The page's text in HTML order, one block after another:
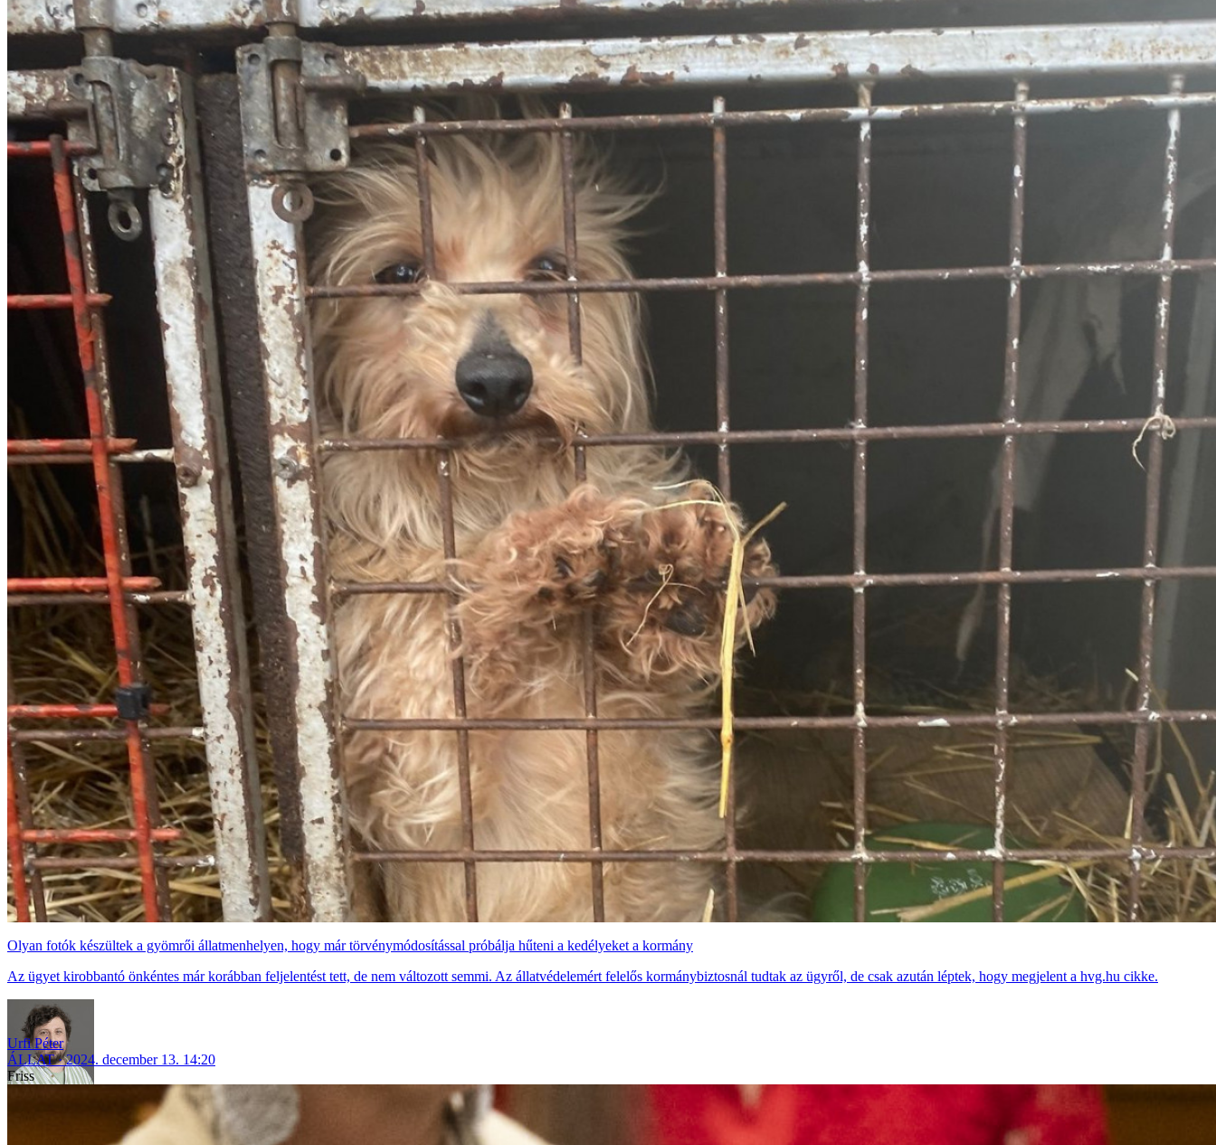
Olyan fotók készültek a gyömrői állatmenhelyen, hogy már törvénymódosítással próbálja hűteni a kedélyeket a kormány
Az ügyet kirobbantó önkéntes már korábban feljelentést tett, de nem változott semmi. Az állatvédelemért felelős kormánybiztosnál tudtak az ügyről, de csak azután léptek, hogy megjelent a hvg.hu cikke.
Urfi Péter
ÁLLAT
2024. december 13. 14:20
Friss